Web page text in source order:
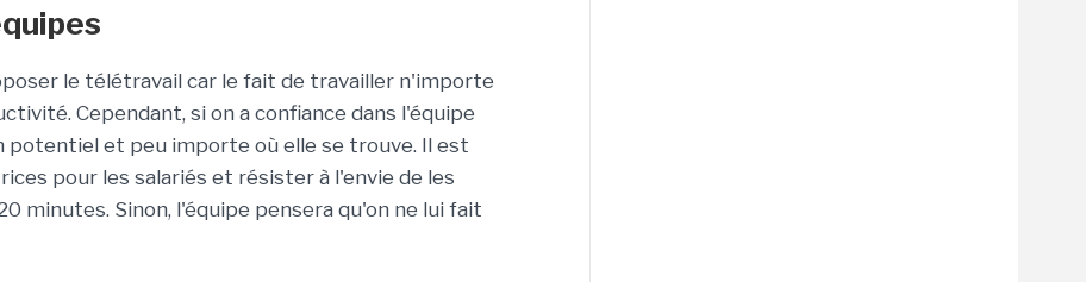
le télétravail car le fait de travailler n'importe
Cependant, si on a confiance dans l'équipe
potentiel et peu importe où elle se trouve. Il est
pour les salariés et résister à l'envie de les
minutes. Sinon, l'équipe pensera qu'on ne lui fait